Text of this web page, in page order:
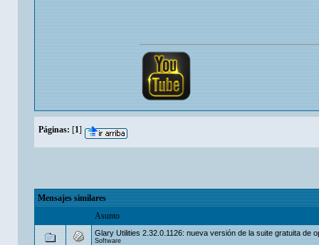
Páginas: [1]
Mensajes similares
Asunto
Glary Utilities 2.32.0.1126: nueva versión de la suite gratuita de
Software